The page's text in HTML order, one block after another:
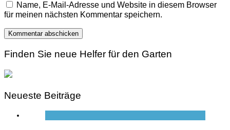
Name, E-Mail-Adresse und Website in diesem Browser
für meinen nächsten Kommentar speichern.
Finden Sie neue Helfer für den Garten
Neueste Beiträge